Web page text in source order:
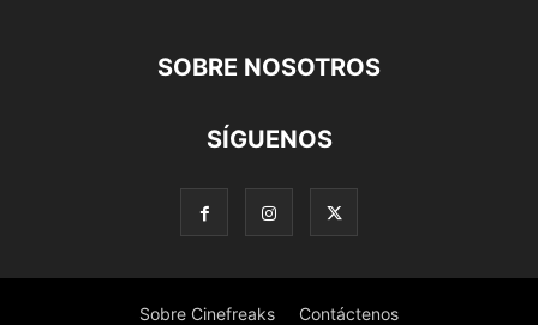
SOBRE NOSOTROS
SÍGUENOS
Sobre Cinefreaks Contáctenos